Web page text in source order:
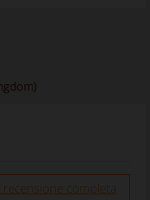
recensione completa